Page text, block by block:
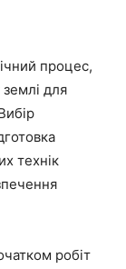
процес,
для
технік
робіт